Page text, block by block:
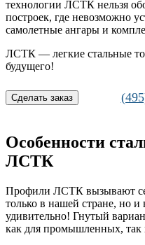
технологии ЛСТК нельзя
построек, где невозможно
самолетные ангары и
ЛСТК — легкие стальные
будущего!
Сделать заказ
Особенности
ЛСТК
Профили ЛСТК вызывают
только в нашей стране, но и
удивительно! Гнутый
как для промышленных, так